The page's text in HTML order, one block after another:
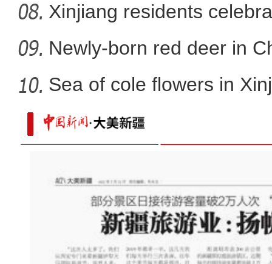
实拍天山雪莲
Xinjiang residents
Newly-born red deer in
Sea of cole flowers in